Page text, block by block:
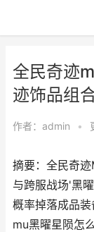
全民奇迹
迹饰品组
作者： admin •
摘要：全民奇
与跨服战场'黑
概率掉落成品
mu黑曜星陨怎